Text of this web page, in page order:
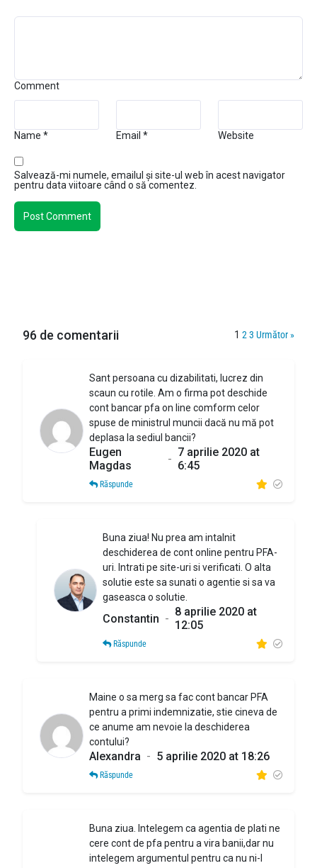
Comment
Name * Email * Website
Salvează-mi numele, emailul și site-ul web în acest navigator
pentru data viitoare când o să comentez.
96 de comentarii 1 2 3 Următor »
Sant persoana cu dizabilitati, lucrez din
scaun cu rotile. Am o firma pot deschide
cont bancar pfa on line comform celor
spuse de ministrul muncii dacă nu mă pot
deplasa la sediul bancii?
Eugen
Magdas
- 7 aprilie 2020 at
6:45
Răspunde
Buna ziua! Nu prea am intalnit
deschiderea de cont online pentru PFA-
uri. Intrati pe site-uri si verificati. O alta
solutie este sa sunati o agentie si sa va
gaseasca o solutie.
Constantin - 8 aprilie 2020 at
12:05
Răspunde
Maine o sa merg sa fac cont bancar PFA
pentru a primi indemnizatie, stie cineva de
ce anume am nevoie la deschiderea
contului?
Alexandra - 5 aprilie 2020 at 18:26
Răspunde
Buna ziua. Intelegem ca agentia de plati ne
cere cont de pfa pentru a vira banii,dar nu
intelegem argumentul pentru ca nu ni-l